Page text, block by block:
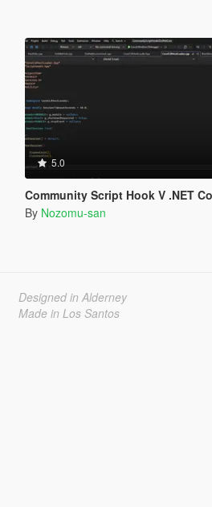
5.0
Community Script Hook V .NET Core for Legacy &
By Nozomu-san
Designed in Alderney
Made in Los Santos